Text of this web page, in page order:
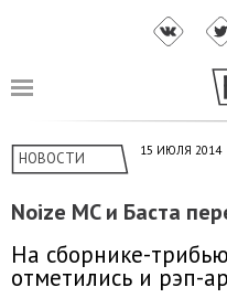
НОВОСТИ 15 ИЮЛЯ 2014
Noize MC и Баста
На сборнике-
отметились и рэп-